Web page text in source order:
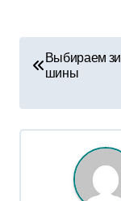
в
Выбираем
шины